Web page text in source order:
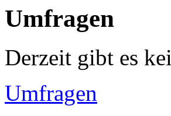
Umfragen
Derzeit gibt es
Umfragen